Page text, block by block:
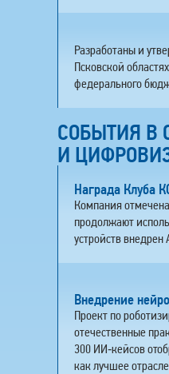
Разработаны и
Псковской
федерального
СОБЫТИЯ В
И
Награда Клуба
Компания
продолжают
устройств
Внедрение
Проект по
отечественные
300 ИИ‑кейсов
как лучшее